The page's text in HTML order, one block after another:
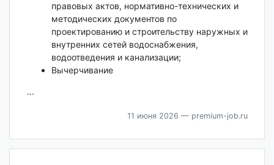
правовых актов, нормативно-технических и
методических документов по
проектированию и строительству наружных и
внутренних сетей водоснабжения,
водоотведения и канализации;
Вычерчивание
...
11 июня 2026 — premium-job.ru